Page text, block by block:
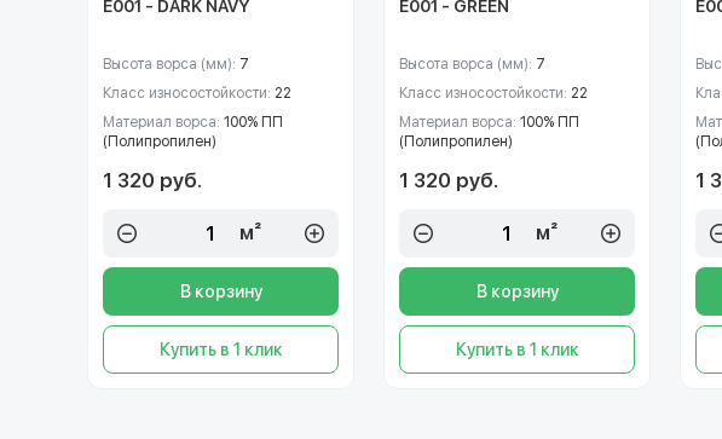
E001 - DARK NAVY
Высота ворса (мм): 7
Класс износостойкости: 22
Материал ворса: 100% ПП
(Полипропилен)
1 320 руб.
м²
В корзину
Купить в 1 клик
E001 - GREEN
Высота ворса (мм): 7
Класс износостойкости: 22
Материал ворса: 100% ПП
(Полипропилен)
1 320 руб.
м²
В корзину
Купить в 1 клик
1